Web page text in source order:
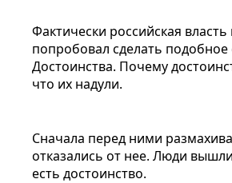
Фактически российская
попробовал сделать
Достоинства. Почему
что их надули.
Сначала перед ними
отказались от нее. Люди
есть достоинство.